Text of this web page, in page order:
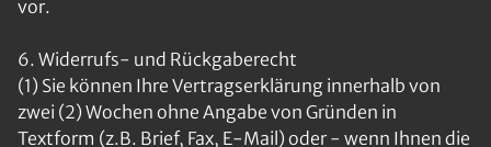
vor.
6. Widerrufs- und Rückgaberecht
(1) Sie können Ihre Vertragserklärung innerhalb von
zwei (2) Wochen ohne Angabe von Gründen in
Textform (z.B. Brief, Fax, E-Mail) oder - wenn Ihnen die